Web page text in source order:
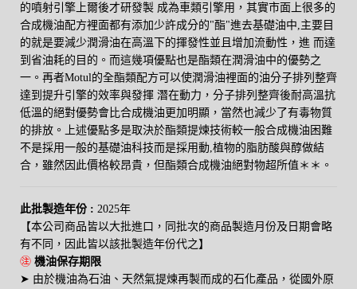
的噴射引擎上爾後才研發製 成為車類引擎用，其實市面上很多的
合成機油配方裡面都有添加少許成分的"酯"進去基礎油中,主要目
的就是要減少潤滑油在高溫下的揮發性並且增加流動性，進 而達
到省油耗的目的。而這幾項優點也是酯類在潤滑油中的優勢之
一。再者Motul的全酯類配方可以使潤滑油裡面的油分子排列整齊
達到提升引擎的效率與發揮 潛在動力，分子排列整齊後耐高溫抗
低溫的絕對優勢會比合成機油更加明顯，當然也減少了有毒物質
的排放。上述優點多是取決於酯類提煉技術較一般合成機油困難
不是採用一般的基礎油科技而是採用動,植物的脂肪酸與醇做結
合，雖然因此價格較昂貴，但酯類合成機油絕對物超所值＊＊。
此批製造年份 : 2025年
【本公司商品皆以大批進口，同批次的商品製造月份及日期會略
有不同，因此皆以該批製造年份代之】
㊟ 機油保存期限
➤ 由於機油為石油、天然氣提煉再製而成的石化產品，從國外原